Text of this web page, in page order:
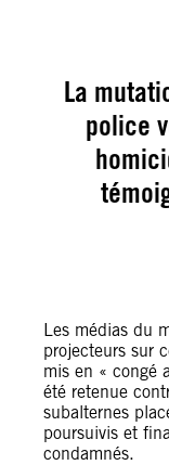
La
police
Les médias du
projecteurs sur
mis en « congé
été retenue
subalternes
poursuivis et
condamnés.